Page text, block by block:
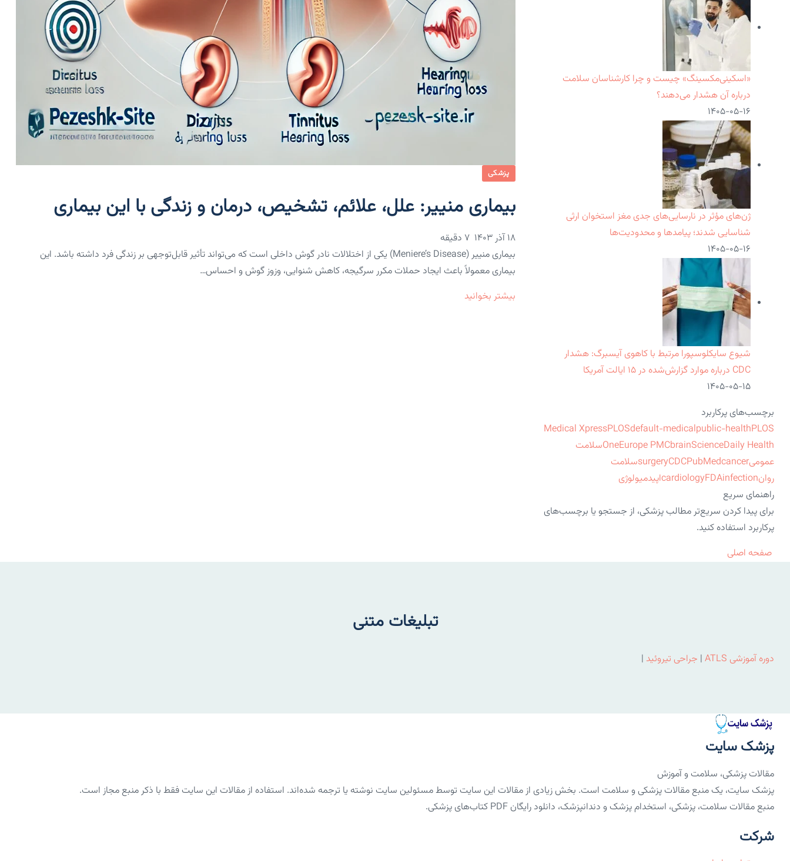
پزشکی
بیماری منییر: علل، علائم، تشخیص، درمان و زندگی با این بیماری
۱۸ آذر ۱۴۰۳
بیماری منییر (Meniere’s Disease) یکی از اختلالات نادر گوش داخلی است که می‌تواند تأثیر قابل‌توجهی بر زندگی فرد داشته باشد. این
بیماری معمولاً باعث ایجاد حملات مکرر سرگیجه، کاهش شنوایی، وزوز گوش و احساس…
بیشتر بخوانید
«اسکینی‌مکسینگ» چیست و چرا کارشناسان سلامت
درباره آن هشدار می‌دهند؟
۱۴۰۵-۰۵-۱۶
ژن‌های مؤثر در نارسایی‌های جدی مغز استخوان ارثی
شناسایی شدند؛ پیامدها و محدودیت‌ها
۱۴۰۵-۰۵-۱۶
شیوع سایکلوسپورا مرتبط با کاهوی آیسبرگ: هشدار
CDC درباره موارد گزارش‌شده در ۱۵ ایالت آمریکا
۱۴۰۵-۰۵-۱۵
برچسب‌های پرکاربرد
Medical XpressPLOSdefault-medicalpublic-healthPLOS
OneEurope PMCbrainScienceDaily Health
سلامت
عمومی
surgeryCDCPubMedcancer
سلامت
روان
cardiologyFDAinfection
اپیدمیولوژی
راهنمای سریع
برای پیدا کردن سریع‌تر مطالب پزشکی، از جستجو یا برچسب‌های
پرکاربرد استفاده کنید.
صفحه اصلی
تبلیغات متنی
دوره آموزشی ATLS | جراحی تیروئید |
پزشک سایت
مقالات پزشکی، سلامت و آموزش
پزشک سایت، یک منبع مقالات پزشکی و سلامت است. بخش زیادی از مقالات این سایت توسط مسئولین سایت نوشته یا ترجمه شده‌اند. استفاده از مقالات این سایت فقط با ذکر منبع مجاز است.
منبع مقالات سلامت، پزشکی، استخدام پزشک و دندانپزشک، دانلود رایگان PDF کتاب‌های پزشکی.
شرکت